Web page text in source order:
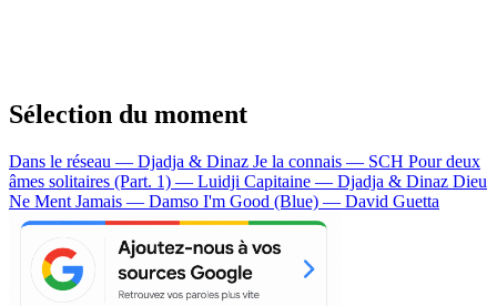
Sélection du moment
Dans le réseau — Djadja & Dinaz Je la connais — SCH Pour deux
âmes solitaires (Part. 1) — Luidji Capitaine — Djadja & Dinaz Dieu
Ne Ment Jamais — Damso I'm Good (Blue) — David Guetta